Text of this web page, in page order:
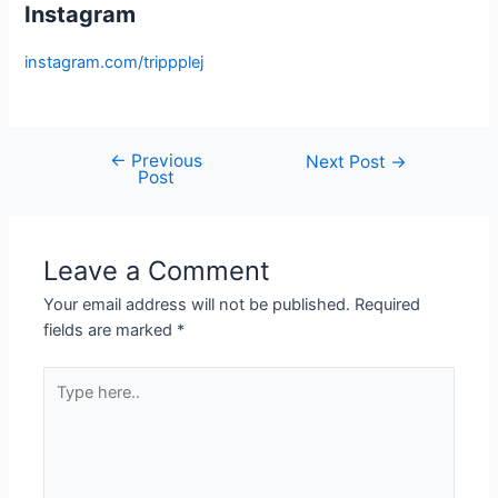
Instagram
instagram.com/trippplej
← Previous
Post
Next Post →
Leave a Comment
Your email address will not be published. Required
fields are marked *
here..